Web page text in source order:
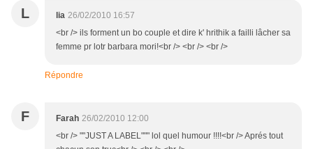
L lia 26/02/2010 16:57
<br /> ils forment un bo couple et dire k' hrithik a failli lâcher sa
femme pr lotr barbara mori!<br /> <br /> <br />
Répondre
F Farah 26/02/2010 12:00
<br /> ""JUST A LABEL""" lol quel humour !!!!<br /> Aprés tout